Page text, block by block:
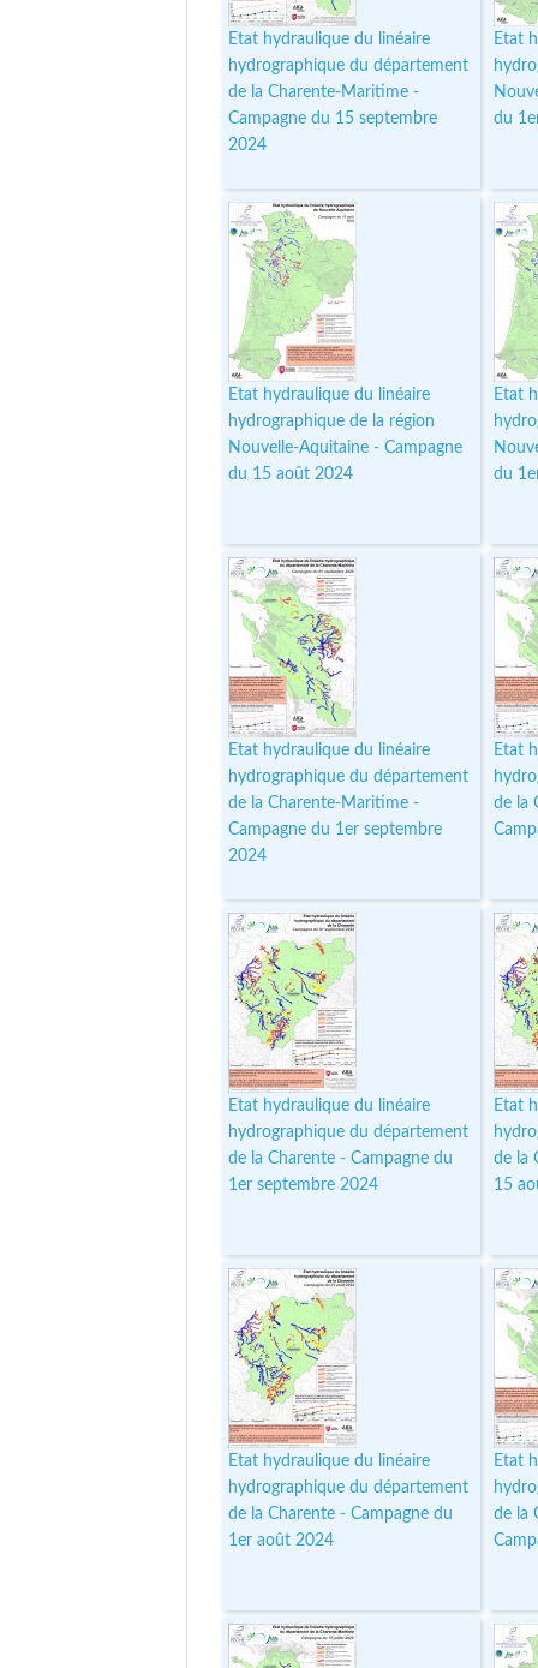
Etat hydraulique du linéaire
hydrographique du département
de la Charente-Maritime -
Campagne du 15 septembre
2024
Etat
du
Etat hydraulique du linéaire
hydrographique de la région
Nouvelle-Aquitaine - Campagne
du 15 août 2024
Etat
du
Etat hydraulique du linéaire
hydrographique du département
de la Charente-Maritime -
Campagne du 1er septembre
2024
Etat
de la
Etat hydraulique du linéaire
hydrographique du département
de la Charente - Campagne du
1er septembre 2024
Etat
de la
15
Etat hydraulique du linéaire
hydrographique du département
de la Charente - Campagne du
1er août 2024
Etat
de la